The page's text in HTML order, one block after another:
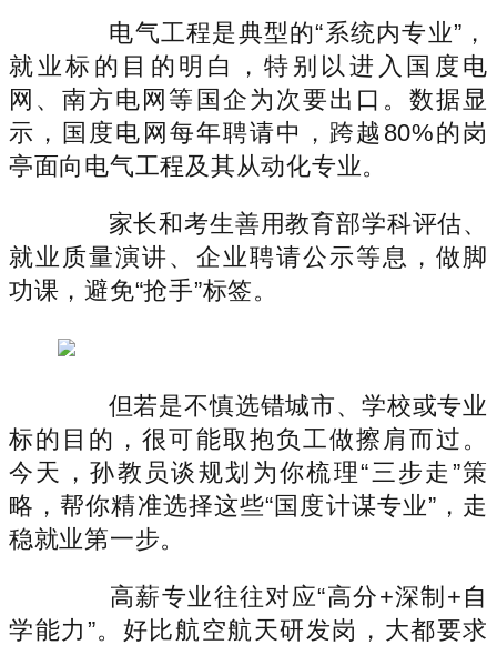
电气工程是典型的“系统内专业”，
就业标的目的明白，特别以进入国度电
网、南方电网等国企为次要出口。数据显
示，国度电网每年聘请中，跨越80%的岗
亭面向电气工程及其从动化专业。
家长和考生善用教育部学科评估、
就业质量演讲、企业聘请公示等息，做脚
功课，避免“抢手”标签。
但若是不慎选错城市、学校或专业
标的目的，很可能取抱负工做擦肩而过。
今天，孙教员谈规划为你梳理“三步走”策
略，帮你精准选择这些“国度计谋专业”，走
稳就业第一步。
高薪专业往往对应“高分+深制+自
学能力”。好比航空航天研发岗，大都要求